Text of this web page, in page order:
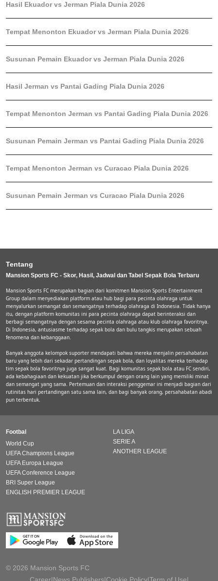
Hasil Ekuador vs Jerman Piala Dunia 2026
Tempat Menonton Ekuador vs Jerman Piala Dunia 2026
Susunan Pemain Ekuador vs Jerman Piala Dunia 2026
Hasil Jerman vs Pantai Gading Piala Dunia 2026
Tempat Menonton Jerman vs Pantai Gading Piala Dunia 2026
Susunan Pemain Jerman vs Pantai Gading Piala Dunia 2026
Tempat Menonton Jerman vs Curacao Piala Dunia 2026
Susunan Pemain Jerman vs Curacao Piala Dunia 2026
Tentang
Mansion Sports FC - Skor, Hasil, Jadwal dan Tabel Sepak Bola Terbaru
Mansion Sports FC merupakan bagian dari komitmen Mansion Sports Entertainment
Group dalam menyediakan platform atau hub bagi para pecinta olahraga untuk
menyalurkan semangat dan semangatnya terhadap olahraga di Indonesia. Tidak hanya
itu, dengan platform komunitas ini para pecinta olahraga dapat berinteraksi dan
berbagi semangatnya dengan sesama pecinta olahraga atau klub olahraga favoritnya.
Di Indonesia, antusiasme terhadap sepak bola dan bulu tangkis merupakan sebuah
fenomena dan kebanggaan.
Banyak anggota kelompok suporter mendapati bahwa mereka menjalin persahabatan
baru yang lebih dari sekadar pertandingan sepak bola, dan loyalitas mereka terhadap
tim sepak bola favoritnya juga sangat kuat. Bagi komunitas sepak bola atau FC sendiri,
ada kebahagiaan dan kekuatan jika berkumpul dengan orang lain yang memiliki minat
dan semangat yang sama. Pertemuan dan interaksi penggemar ini menjadi bagian dari
rutinitas hari pertandingan satu sama lain, dan bagi banyak orang, persahabatan abadi
pun terbentuk.
Footbal
World Cup
UEFA Champions League
UEFA Europa League
UEFA Conference League
BRI Super League
ENGLISH PREMIER LEAGUE
LA LIGA
SERIE A
ANOTHER LEAGUE
© 2026 Mansion Sports FC